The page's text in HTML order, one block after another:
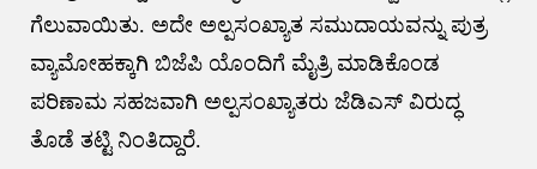
ಗೆಲುವಾಯಿತು. ಅದೇ ಅಲ್ಪಸಂಖ್ಯಾತ ಸಮುದಾಯವನ್ನು ಪುತ್ರ
ವ್ಯಾಮೋಹಕ್ಕಾಗಿ ಬಿಜೆಪಿ ಯೊಂದಿಗೆ ಮೈತ್ರಿ ಮಾಡಿಕೊಂಡ
ಪರಿಣಾಮ ಸಹಜವಾಗಿ ಅಲ್ಪಸಂಖ್ಯಾತರು ಜೆಡಿಎಸ್ ವಿರುದ್ಧ
ತೊಡೆ ತಟ್ಟಿ ನಿಂತಿದ್ದಾರೆ.